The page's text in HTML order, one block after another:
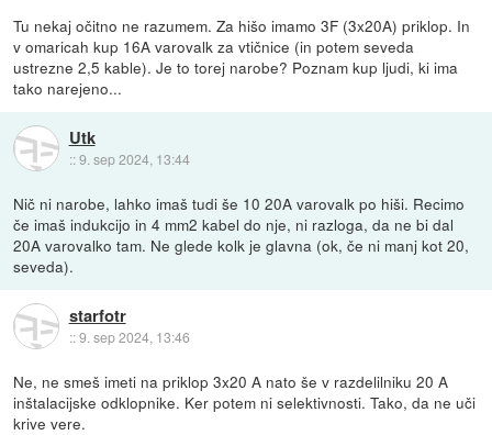
Tu nekaj očitno ne razumem. Za hišo imamo 3F (3x20A) priklop. In
v omaricah kup 16A varovalk za vtičnice (in potem seveda
ustrezne 2,5 kable). Je to torej narobe? Poznam kup ljudi, ki ima
tako narejeno...
Utk
::9. sep 2024, 13:44
Nič ni narobe, lahko imaš tudi še 10 20A varovalk po hiši. Recimo
če imaš indukcijo in 4 mm2 kabel do nje, ni razloga, da ne bi dal
20A varovalko tam. Ne glede kolk je glavna (ok, če ni manj kot 20,
seveda).
starfotr
::9. sep 2024, 13:46
Ne, ne smeš imeti na priklop 3x20 A nato še v razdelilniku 20 A
inštalacijske odklopnike. Ker potem ni selektivnosti. Tako, da ne uči
krive vere.